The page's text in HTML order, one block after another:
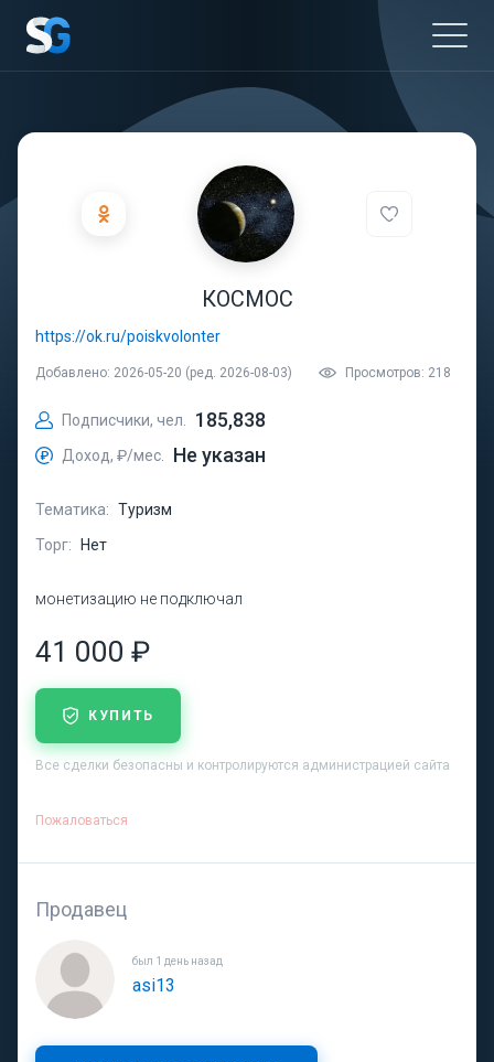
КОСМОС
https://ok.ru/poiskvolonter
Добавлено: 2026-05-20 (ред. 2026-08-03) Просмотров: 218
Подписчики, чел. 185,838
Доход, ₽/мес. Не указан
Тематика: Туризм
Торг:
Нет
монетизацию не подключал
41 000 ₽
КУПИТЬ
Все сделки безопасны и контролируются администрацией сайта
Пожаловаться
Продавец
был 1 день назад
asi13